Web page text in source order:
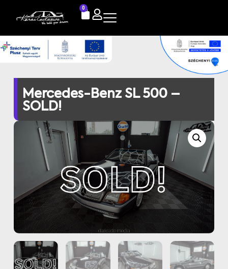
0
Mercedes-Benz SL 500 –
SOLD!